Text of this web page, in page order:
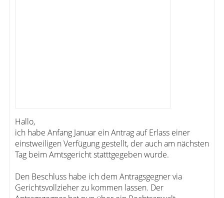
Hallo,
ich habe Anfang Januar ein Antrag auf Erlass einer
einstweiligen Verfügung gestellt, der auch am nächsten
Tag beim Amtsgericht statttgegeben wurde.
Den Beschluss habe ich dem Antragsgegner via
Gerichtsvollzieher zu kommen lassen. Der